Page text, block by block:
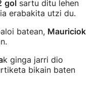
gol sartu ditu lehen
erabakita utzi du.
batean, Mauriciok
k ginga jarri dio
bikain baten